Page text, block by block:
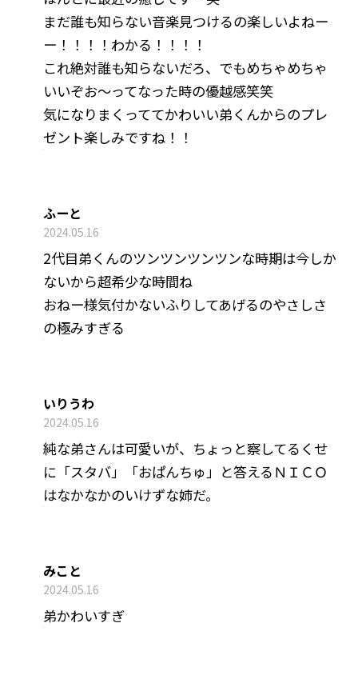
まだ誰も知らない音楽見つけるの楽しいよねー
ー！！！！わかる！！！！
これ絶対誰も知らないだろ、でもめちゃめちゃ
いいぞお～ってなった時の優越感笑笑
気になりまくっててかわいい弟くんからのプレ
ゼント楽しみですね！！
ふーと
2024.05.16
2代目弟くんのツンツンツンツンな時期は今しか
ないから超希少な時間ね
おねー様気付かないふりしてあげるのやさしさ
の極みすぎる
いりうわ
2024.05.16
純な弟さんは可愛いが、ちょっと察してるくせ
に「スタバ」「おぱんちゅ」と答えるＮＩＣＯ
はなかなかのいけずな姉だ。
みこと
2024.05.16
弟かわいすぎ